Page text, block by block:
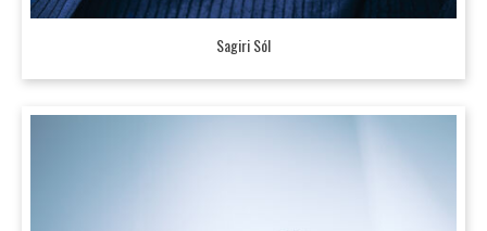
Sagiri Sól